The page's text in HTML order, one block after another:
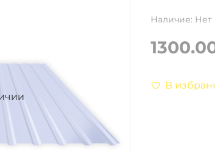
Наличие: Нет
В